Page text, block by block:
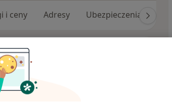
i ceny Adresy Ubezpieczenia
odżywiania | Insulinooporność |
i dorosłych